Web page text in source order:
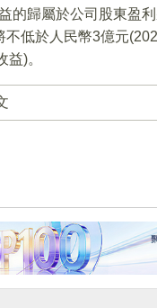
的歸屬於公司股東盈
低於人民幣3億元
)。